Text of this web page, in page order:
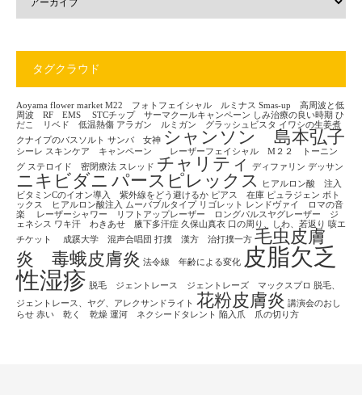
タグクラウド
Aoyama flower market M22 フォトフェイシャル ルミナス Smas-up 高周波と低
周波 RF EMS
STCチップ サーマクールキャンペーン しみ治療の良い時期 ひ
だこ リベド 低温熱傷 アラガン ルミガン グラッシュビスタ イワシの生姜煮
クナイプのバスソルト サンバ 女神 シャンソン 島本弘子
シーレ スキンケア キャンペーン レーザーフェイシャル M２２ トーニン
グ ステロイド 密閉療法 スレッド チャリティ ディファリン デッサン
ニキビダニ パースピレックス
ヒアルロン酸 注入
ビタミンCのイオン導入 紫外線をどう避けるか ピアス 在庫 ピュラジェン ボト
ックス ヒアルロン酸注入 ムーバブルタイプ リゴレット レンドヴァイ ロマの音
楽
レーザーシャワー リフトアップレーザー ロングパルスヤグレーザー ジ
ェネシス ワキ汗 わきあせ 腋下多汗症 久保山真衣 口の周り、しわ、若返り 咳エ
チケット
成蹊大学 混声合唱団 打撲 漢方 治打撲一方 毛虫皮膚
炎 毒蛾皮膚炎 法令線 年齢による変化
皮脂欠乏
性湿疹 脱毛 ジェントレース ジェントレーズ マックスプロ
脱毛、
ジェントレース、ヤグ、アレクサンドライト 花粉皮膚炎 講演会のおし
らせ 赤い 乾く 乾燥 運河 ネクシードタレント 陥入爪 爪の切り方